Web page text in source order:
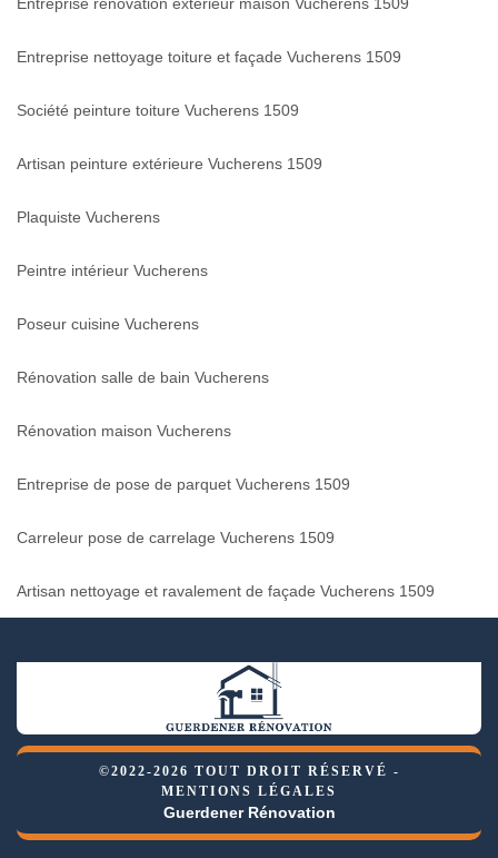
Entreprise nettoyage toiture et façade Vucherens 1509
Société peinture toiture Vucherens 1509
Artisan peinture extérieure Vucherens 1509
Plaquiste Vucherens
Peintre intérieur Vucherens
Poseur cuisine Vucherens
Rénovation salle de bain Vucherens
Rénovation maison Vucherens
Entreprise de pose de parquet Vucherens 1509
Carreleur pose de carrelage Vucherens 1509
Artisan nettoyage et ravalement de façade Vucherens 1509
©2022-2026 TOUT DROIT RÉSERVÉ -
MENTIONS LÉGALES
Guerdener Rénovation